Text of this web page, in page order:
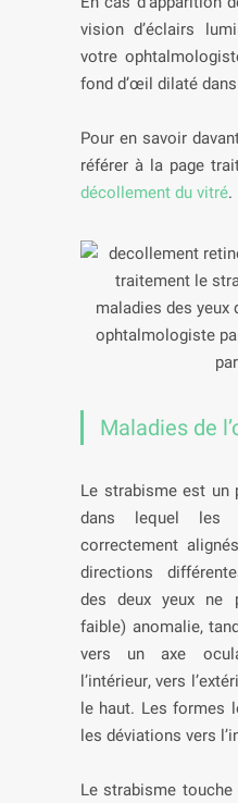
vision d’éclairs
votre
fond d’œil dilaté
Pour en savoir
référer à la page
décollement du vitré.
Maladies de
Le strabisme est un
dans lequel les
correctement
directions
des deux yeux ne
faible) anomalie,
vers un axe
l’intérieur, vers
le haut. Les formes
les déviations vers
Le strabisme